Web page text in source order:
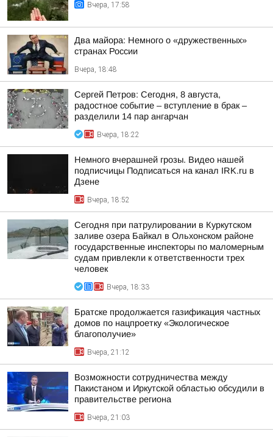
Вчера, 17:58
Два майора: Немного о «дружественных»
странах России
Вчера, 18:48
Сергей Петров: Сегодня, 8 августа,
радостное событие – вступление в брак –
разделили 14 пар ангарчан
Вчера, 18:22
Немного вчерашней грозы. Видео нашей
подписчицы Подписаться на канал IRK.ru в
Дзене
Вчера, 18:52
Сегодня при патрулировании в Куркутском
заливе озера Байкал в Ольхонском районе
государственные инспекторы по маломерным
судам привлекли к ответственности трех
человек
Вчера, 18:33
Братске продолжается газификация частных
домов по нацпроетку «Экологическое
благополучие»
Вчера, 21:12
Возможности сотрудничества между
Пакистаном и Иркутской областью обсудили в
правительстве региона
Вчера, 21:03